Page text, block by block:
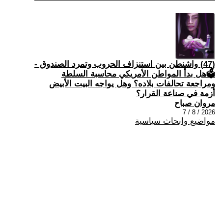
(47) واشنطن بين استنزاف الحروب وتمرد الصندوق -
🗳هل بدأ المواطن الأمريكي محاسبة السلطة
ومراجعة تحالفات بلاده؟ وهل يواجه البيت الأبيض
أزمة في صناعة القرار؟
مروان صباح
2026 / 8 / 7
مواضيع وابحاث سياسية